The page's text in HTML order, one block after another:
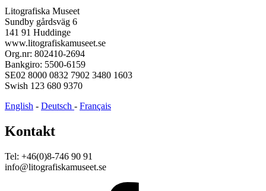
Litografiska Museet
Sundby gårdsväg 6
141 91 Huddinge
www.litografiskamuseet.se
Org.nr: 802410-2694
Bankgiro: 5500-6159
SE02 8000 0832 7902 3480 1603
Swish 123 680 9370
English - Deutsch - Français
Kontakt
Tel: +46(0)8-746 90 91
info@litografiskamuseet.se